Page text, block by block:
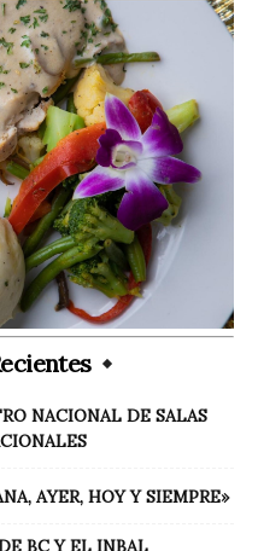
NACIONAL DE SALAS
AYER, HOY Y SIEMPRE»
BC Y EL INBAL